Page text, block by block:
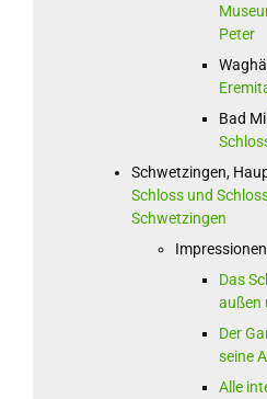
Peter
Bad
Schwetzingen,
Schloss und
Schwetzingen
Das
außen
Der
seine
Alle